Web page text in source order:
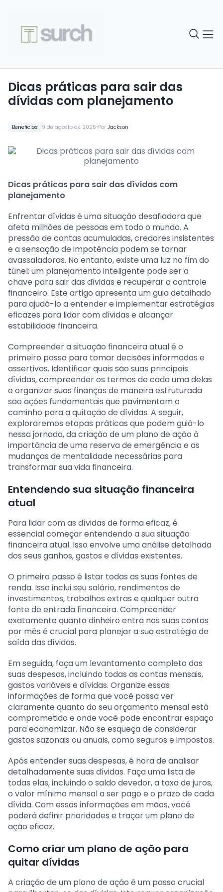
Benefícios 9 de agosto de 2025•Por Jackson
Dicas práticas para sair das
dívidas com planejamento
Dicas práticas para sair das dívidas com
planejamento
Enfrentar dívidas é uma situação desafiadora que
afeta milhões de pessoas em todo o mundo. A
pressão de contas acumuladas, credores insistentes
e a sensação de impotência podem se tornar
avassaladoras. No entanto, existe uma luz no fim do
túnel: um planejamento inteligente pode ser a
chave para sair das dívidas e recuperar o controle
financeiro. Este artigo apresenta um guia detalhado
para ajudá-lo a entender e implementar estratégias
eficazes para lidar com dívidas e alcançar
estabilidade financeira.
Compreender a situação financeira atual é o
primeiro passo para tomar decisões informadas e
assertivas. Identificar quais são suas principais
dívidas, compreender os termos de cada uma delas
e organizar suas finanças de maneira estruturada
são ações fundamentais que pavimentam o
caminho para a quitação de dívidas. A seguir,
exploraremos etapas práticas que podem guiá-lo
nessa jornada, da criação de um plano de ação à
importância de uma reserva de emergência e as
mudanças de mentalidade necessárias para
transformar sua vida financeira.
Entendendo sua situação financeira
atual
Para lidar com as dívidas de forma eficaz, é
essencial começar entendendo a sua situação
financeira atual. Isso envolve uma análise detalhada
dos seus ganhos, gastos e dívidas existentes.
O primeiro passo é listar todas as suas fontes de
renda. Isso inclui seu salário, rendimentos de
investimentos, trabalhos extras e qualquer outra
fonte de entrada financeira. Compreender
exatamente quanto dinheiro entra nas suas contas
por mês é crucial para planejar a sua estratégia de
saída das dívidas.
Em seguida, faça um levantamento completo das
suas despesas, incluindo todas as contas mensais,
gastos variáveis e dívidas. Organize essas
informações de forma que você possa ver
claramente quanto do seu orçamento mensal está
comprometido e onde você pode encontrar espaço
para economizar. Não se esqueça de considerar
gastos sazonais ou anuais, como seguros e impostos.
Após entender suas despesas, é hora de analisar
detalhadamente suas dívidas. Faça uma lista de
todas elas, incluindo o saldo devedor, a taxa de juros,
o valor mínimo mensal a ser pago e o prazo de cada
dívida. Com essas informações em mãos, você
poderá definir prioridades e traçar um plano de
ação eficaz.
Como criar um plano de ação para
quitar dívidas
A criação de um plano de ação é um passo crucial